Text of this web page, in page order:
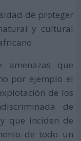
de proteger
y cultural
que
por ejemplo el
de los
de
que inciden de
de todo un